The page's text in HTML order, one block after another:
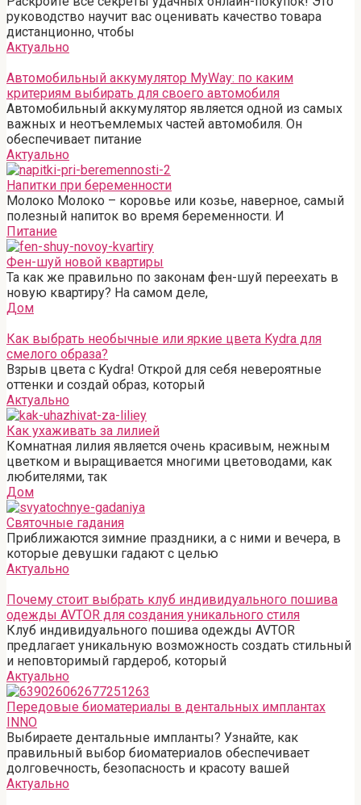
руководство научит вас оценивать качество товара
дистанционно, чтобы
Актуально
Автомобильный аккумулятор MyWay: по каким
критериям выбирать для своего автомобиля
Автомобильный аккумулятор является одной из самых
важных и неотъемлемых частей автомобиля. Он
обеспечивает питание
Актуально
Напитки при беременности
Молоко Молоко – коровье или козье, наверное, самый
полезный напиток во время беременности. И
Питание
Фен-шуй новой квартиры
Та как же правильно по законам фен-шуй переехать в
новую квартиру? На самом деле,
Дом
Как выбрать необычные или яркие цвета Kydra для
смелого образа?
Взрыв цвета с Kydra! Открой для себя невероятные
оттенки и создай образ, который
Актуально
Как ухаживать за лилией
Комнатная лилия является очень красивым, нежным
цветком и выращивается многими цветоводами, как
любителями, так
Дом
Святочные гадания
Приближаются зимние праздники, а с ними и вечера, в
которые девушки гадают с целью
Актуально
Почему стоит выбрать клуб индивидуального пошива
одежды AVTOR для создания уникального стиля
Клуб индивидуального пошива одежды AVTOR
предлагает уникальную возможность создать стильный
и неповторимый гардероб, который
Актуально
Передовые биоматериалы в дентальных имплантах
INNO
Выбираете дентальные импланты? Узнайте, как
правильный выбор биоматериалов обеспечивает
долговечность, безопасность и красоту вашей
Актуально